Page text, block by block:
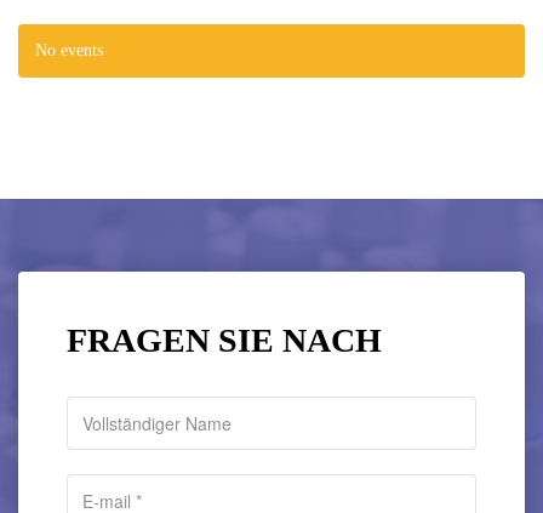
No events
FRAGEN SIE NACH